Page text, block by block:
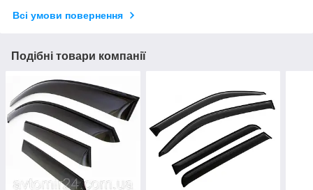
Всі умови повернення
Подібні товари компанії